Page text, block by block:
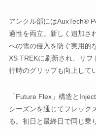
アンクル部にはAuxTech®
適性を両立。新しく追加さ
への雪の侵入を防ぐ実用的
XS TREKに刷新され、リ
行時のグリップも向上して
「Future Flex」構造と
シーズンを通じてフレック
る。初日と最終日で同じ